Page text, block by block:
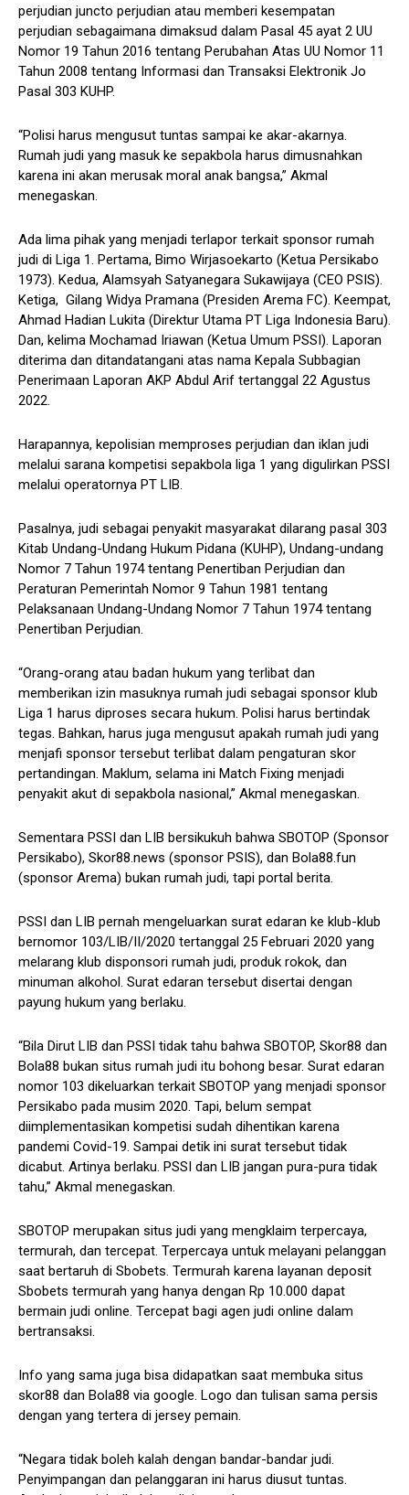
perjudian juncto perjudian atau memberi kesempatan
perjudian sebagaimana dimaksud dalam Pasal 45 ayat 2 UU
Nomor 19 Tahun 2016 tentang Perubahan Atas UU Nomor 11
Tahun 2008 tentang Informasi dan Transaksi Elektronik Jo
Pasal 303 KUHP.
“Polisi harus mengusut tuntas sampai ke akar-akarnya.
Rumah judi yang masuk ke sepakbola harus dimusnahkan
karena ini akan merusak moral anak bangsa,” Akmal
menegaskan.
Ada lima pihak yang menjadi terlapor terkait sponsor rumah
judi di Liga 1. Pertama, Bimo Wirjasoekarto (Ketua Persikabo
1973). Kedua, Alamsyah Satyanegara Sukawijaya (CEO PSIS).
Ketiga, Gilang Widya Pramana (Presiden Arema FC). Keempat,
Ahmad Hadian Lukita (Direktur Utama PT Liga Indonesia Baru).
Dan, kelima Mochamad Iriawan (Ketua Umum PSSI). Laporan
diterima dan ditandatangani atas nama Kepala Subbagian
Penerimaan Laporan AKP Abdul Arif tertanggal 22 Agustus
2022.
Harapannya, kepolisian memproses perjudian dan iklan judi
melalui sarana kompetisi sepakbola liga 1 yang digulirkan PSSI
melalui operatornya PT LIB.
Pasalnya, judi sebagai penyakit masyarakat dilarang pasal 303
Kitab Undang-Undang Hukum Pidana (KUHP), Undang-undang
Nomor 7 Tahun 1974 tentang Penertiban Perjudian dan
Peraturan Pemerintah Nomor 9 Tahun 1981 tentang
Pelaksanaan Undang-Undang Nomor 7 Tahun 1974 tentang
Penertiban Perjudian.
“Orang-orang atau badan hukum yang terlibat dan
memberikan izin masuknya rumah judi sebagai sponsor klub
Liga 1 harus diproses secara hukum. Polisi harus bertindak
tegas. Bahkan, harus juga mengusut apakah rumah judi yang
menjafi sponsor tersebut terlibat dalam pengaturan skor
pertandingan. Maklum, selama ini Match Fixing menjadi
penyakit akut di sepakbola nasional,” Akmal menegaskan.
Sementara PSSI dan LIB bersikukuh bahwa SBOTOP (Sponsor
Persikabo), Skor88.news (sponsor PSIS), dan Bola88.fun
(sponsor Arema) bukan rumah judi, tapi portal berita.
PSSI dan LIB pernah mengeluarkan surat edaran ke klub-klub
bernomor 103/LIB/II/2020 tertanggal 25 Februari 2020 yang
melarang klub disponsori rumah judi, produk rokok, dan
minuman alkohol. Surat edaran tersebut disertai dengan
payung hukum yang berlaku.
“Bila Dirut LIB dan PSSI tidak tahu bahwa SBOTOP, Skor88 dan
Bola88 bukan situs rumah judi itu bohong besar. Surat edaran
nomor 103 dikeluarkan terkait SBOTOP yang menjadi sponsor
Persikabo pada musim 2020. Tapi, belum sempat
diimplementasikan kompetisi sudah dihentikan karena
pandemi Covid-19. Sampai detik ini surat tersebut tidak
dicabut. Artinya berlaku. PSSI dan LIB jangan pura-pura tidak
tahu,” Akmal menegaskan.
SBOTOP merupakan situs judi yang mengklaim terpercaya,
termurah, dan tercepat. Terpercaya untuk melayani pelanggan
saat bertaruh di Sbobets. Termurah karena layanan deposit
Sbobets termurah yang hanya dengan Rp 10.000 dapat
bermain judi online. Tercepat bagi agen judi online dalam
bertransaksi.
Info yang sama juga bisa didapatkan saat membuka situs
skor88 dan Bola88 via google. Logo dan tulisan sama persis
dengan yang tertera di jersey pemain.
“Negara tidak boleh kalah dengan bandar-bandar judi.
Penyimpangan dan pelanggaran ini harus diusut tuntas.